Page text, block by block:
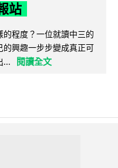
站
程度？一位就讀中三的
興趣一步步變成真正可
...
閱讀全文